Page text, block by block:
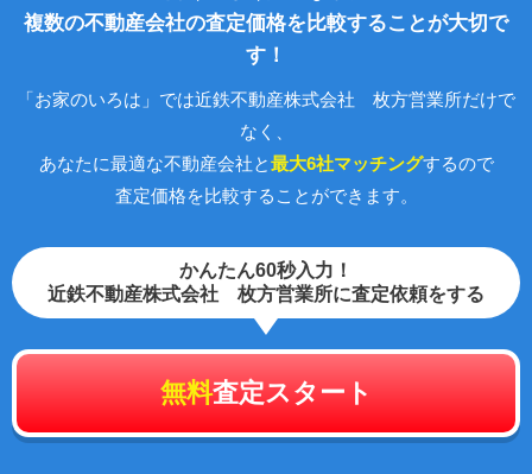
複数の不動産会社の査定価格を比較することが大切で
す！
「お家のいろは」では近鉄不動産株式会社 枚方営業所だけで
なく、
あなたに最適な不動産会社と最大6社マッチングするので
査定価格を比較することができます。
かんたん60秒入力！
近鉄不動産株式会社 枚方営業所に査定依頼をする
無料査定スタート